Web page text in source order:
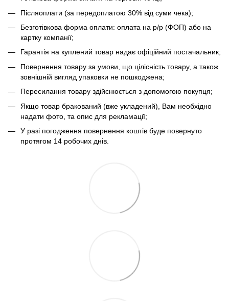
Післяоплати (за передоплатою 30% від суми чека);
Безготівкова форма оплати: оплата на р/р (ФОП) або на
картку компанії;
Гарантія на куплений товар надає офіційний постачальник;
Повернення товару за умови, що цілісність товару, а також
зовнішній вигляд упаковки не пошкоджена;
Пересилання товару здійснюється з допомогою покупця;
Якщо товар бракований (вже укладений), Вам необхідно
надати фото, та опис для рекламації;
У разі погодження повернення коштів буде повернуто
протягом 14 робочих днів.